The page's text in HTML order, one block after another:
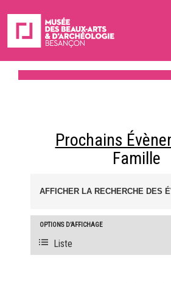
Prochains
Famille
Recherche
navigation
de
AFFICHER LA RECHERCHE DES
Navigation
de
OPTIONS D’AFFICHAGE
Liste